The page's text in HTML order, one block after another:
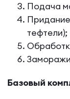
Подача
тефтели);
Базовый